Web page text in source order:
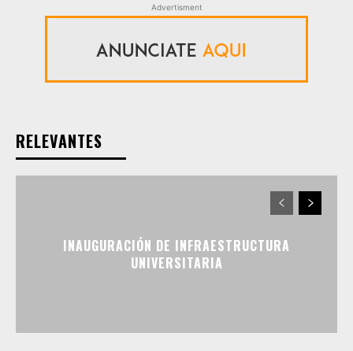
Advertisment
RELEVANTES
INAUGURACIÓN DE INFRAESTRUCTURA
UNIVERSITARIA